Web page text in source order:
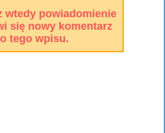
wtedy powiadomienie
się nowy komentarz
tego wpisu.